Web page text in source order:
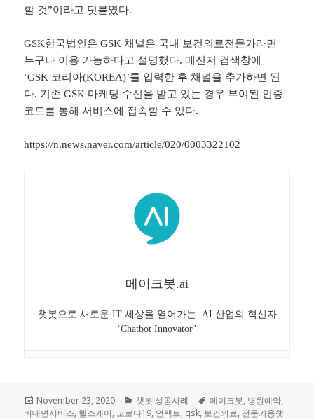
할 것”이라고 덧붙였다.
GSK한국법인은GSK 채널은 국내 보건의료전문가라면
누구나 이용 가능하다고 설명했다. 메신저 검색창에
‘GSK 코리아(KOREA)’를 입력한 후 채널을 추가하면 된
다. 기존GSK 마케팅 수신을 받고 있는 경우 부여된 인증
코드를 통해 서비스에 접속할 수 있다.
https://n.news.naver.com/article/020/0003322102
메이크봇.ai
챗봇으로 새로운 IT 세상을 열어가는 AI 산업의 혁신자
‘Chatbot Innovator’
Posted
on
November 23, 2020 Categories
챗봇 성공사례 Tags
메이크봇, 병원예약,
비대면서비스, 헬스케어, 코로나19, 언택트, gsk, 보건의료, 전문가용챗